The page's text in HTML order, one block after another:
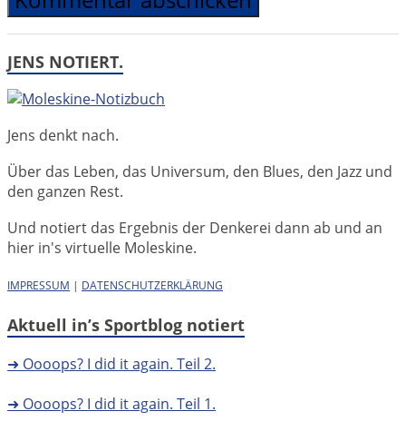
JENS NOTIERT.
Jens denkt nach.
Über das Leben, das Universum, den Blues, den Jazz und
den ganzen Rest.
Und notiert das Ergebnis der Denkerei dann ab und an
hier in's virtuelle Moleskine.
IMPRESSUM | DATENSCHUTZERKLÄRUNG
Aktuell in’s Sportblog notiert
➜ Oooops? I did it again. Teil 2.
➜ Oooops? I did it again. Teil 1.